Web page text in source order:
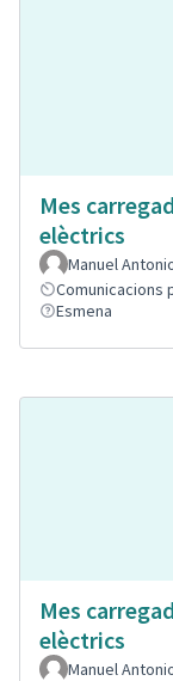
Mes
elèctrics
Manuel
Comunicacions
Esmena
Mes
elèctrics
Manuel